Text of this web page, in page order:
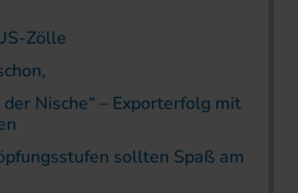
Zölle
der Nische“ – Exporterfolg mit
sollten Spaß am